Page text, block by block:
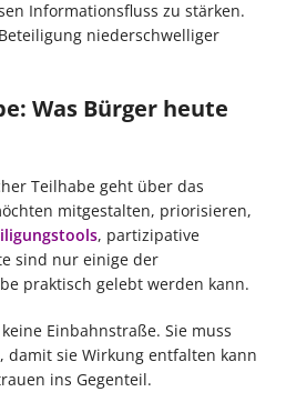
Informationsfluss zu stärken.
niederschwelliger
Was Bürger heute
Teilhabe geht über das
mitgestalten, priorisieren,
, partizipative
sind nur einige der
praktisch gelebt werden kann.
Einbahnstraße. Sie muss
damit sie Wirkung entfalten kann
ins Gegenteil.